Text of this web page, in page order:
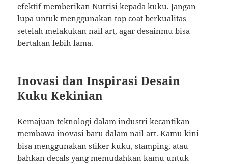
efektif memberikan Nutrisi kepada kuku. Jangan
lupa untuk menggunakan top coat berkualitas
setelah melakukan nail art, agar desainmu bisa
bertahan lebih lama.
Inovasi dan Inspirasi Desain
Kuku Kekinian
Kemajuan teknologi dalam industri kecantikan
membawa inovasi baru dalam nail art. Kamu kini
bisa menggunakan stiker kuku, stamping, atau
bahkan decals yang memudahkan kamu untuk